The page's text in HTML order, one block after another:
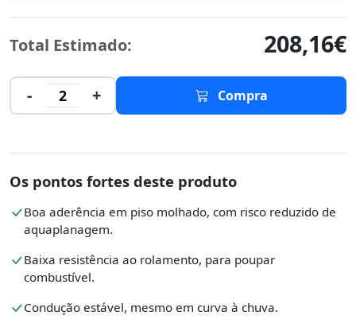
Total Estimado: 208,16€
- 2 + Compra
Os pontos fortes deste produto
Boa aderência em piso molhado, com risco reduzido de
aquaplanagem.
Baixa resistência ao rolamento, para poupar
combustível.
Condução estável, mesmo em curva à chuva.